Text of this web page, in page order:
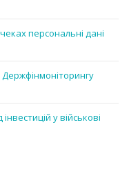
персональні дані
Держфінмоніторингу
у військові